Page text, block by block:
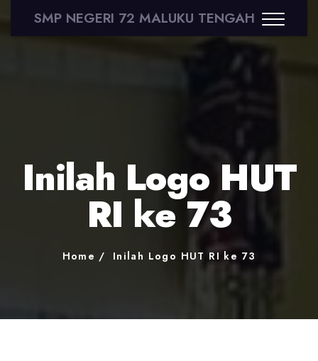
SMP NEGERI 72 MALUKU TENGAH
Inilah Logo HUT
RI ke 73
Home Inilah Logo HUT RI ke 73